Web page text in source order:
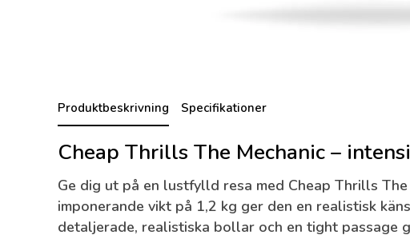
Produktbeskrivning Specifikationer
Cheap Thrills The Mechanic –
Ge dig ut på en lustfylld resa med Cheap Thrills
imponerande vikt på 1,2 kg ger den en realistisk
detaljerade, realistiska bollar och en tight passage